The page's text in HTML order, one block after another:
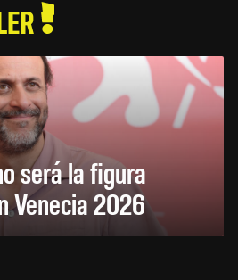
será la figura
Venecia 2026